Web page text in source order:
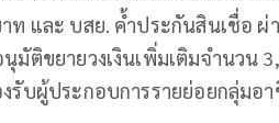
ท และ บสย. ค้ำประกันสินเชื่อ ผ่
มัติขยายวงเงินเพิ่มเติมจำนวน
งรับผู้ประกอบการรายย่อยกลุ่ม